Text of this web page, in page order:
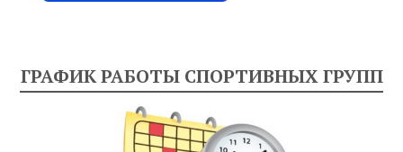
ГРАФИК РАБОТЫ СПОРТИВНЫХ ГРУПП